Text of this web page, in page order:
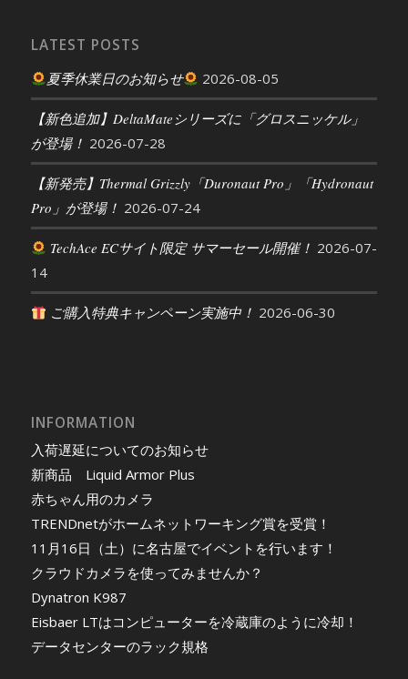
LATEST POSTS
夏季休業日のお知らせ 2026-08-05
【新色追加】DeltaMateシリーズに「グロスニッケル」
が登場！ 2026-07-28
【新発売】Thermal Grizzly「Duronaut Pro」「Hydronaut
Pro」が登場！ 2026-07-24
TechAce ECサイト限定 サマーセール開催！ 2026-07-
14
ご購入特典キャンペーン実施中！ 2026-06-30
INFORMATION
入荷遅延についてのお知らせ
新商品 Liquid Armor Plus
赤ちゃん用のカメラ
TRENDnetがホームネットワーキング賞を受賞！
11月16日（土）に名古屋でイベントを行います！
クラウドカメラを使ってみませんか？
Dynatron K987
Eisbaer LTはコンピューターを冷蔵庫のように冷却！
データセンターのラック規格